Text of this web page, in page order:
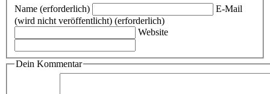
Name (erforderlich)
E-Mail
(wird nicht veröffentlicht) (erforderlich)
Website
Dein Kommentar